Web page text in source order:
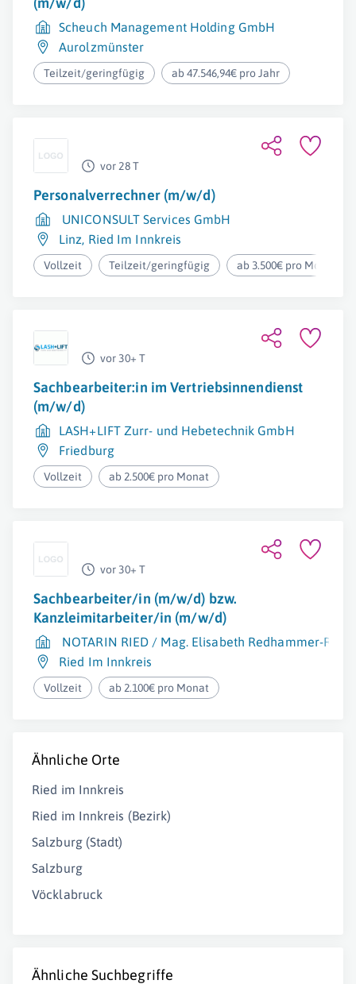
Scheuch Management Holding GmbH
Aurolzmünster
Teilzeit/geringfügig ab 47.546,94€ pro Jahr
vor 28 T
Personalverrechner (m/w/d)
UNICONSULT Services GmbH
Linz, Ried Im Innkreis
Vollzeit Teilzeit/geringfügig ab 3.500€ pro Monat
vor 30+ T
Sachbearbeiter:in im Vertriebsinnendienst
(m/w/d)
LASH+LIFT Zurr- und Hebetechnik GmbH
Friedburg
Vollzeit ab 2.500€ pro Monat
vor 30+ T
Sachbearbeiter/in (m/w/d) bzw.
Kanzleimitarbeiter/in (m/w/d)
NOTARIN RIED / Mag. Elisabeth Redhammer-Raab
Ried Im Innkreis
Vollzeit ab 2.100€ pro Monat
Ähnliche Orte
Ried im Innkreis
Ried im Innkreis (Bezirk)
Salzburg (Stadt)
Salzburg
Vöcklabruck
Ähnliche Suchbegriffe